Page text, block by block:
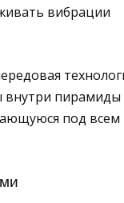
вибрации
внутри
под всем